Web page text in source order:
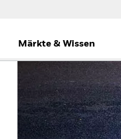
Märkte & Wissen